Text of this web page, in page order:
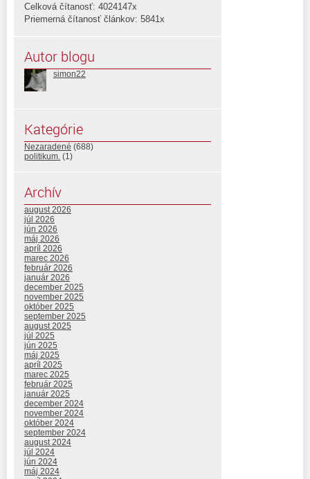
Celková čítanosť: 4024147x
Priemerná čítanosť článkov: 5841x
Autor blogu
simon22
Kategórie
Nezaradené (688)
politikum. (1)
Archív
august 2026
júl 2026
jún 2026
máj 2026
apríl 2026
marec 2026
február 2026
január 2026
december 2025
november 2025
október 2025
september 2025
august 2025
júl 2025
jún 2025
máj 2025
apríl 2025
marec 2025
február 2025
január 2025
december 2024
november 2024
október 2024
september 2024
august 2024
júl 2024
jún 2024
máj 2024